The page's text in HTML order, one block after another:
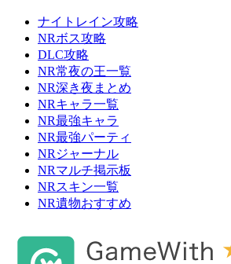
ナイトレイン攻略
NRボス攻略
DLC攻略
NR常夜の王一覧
NR深き夜まとめ
NRキャラ一覧
NR最強キャラ
NR最強パーティ
NRジャーナル
NRマルチ掲示板
NRスキン一覧
NR遺物おすすめ